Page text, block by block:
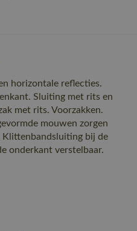
horizontale reflecties.
Sluiting met rits en
met rits. Voorzakken.
mouwen zorgen
bij de
onderkant verstelbaar.